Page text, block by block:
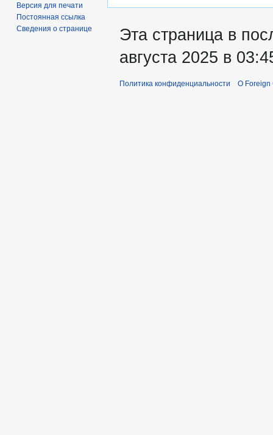
Версия для печати
Постоянная ссылка
Сведения о странице
Эта страница в
августа 2025 в
Политика конфиденциальности О Foreign